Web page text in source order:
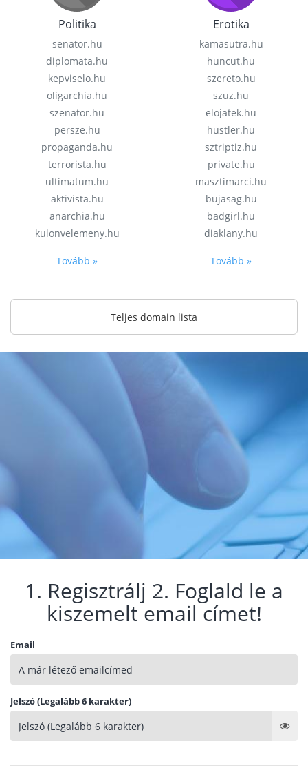
Politika
senator.hu
diplomata.hu
kepviselo.hu
oligarchia.hu
szenator.hu
persze.hu
propaganda.hu
terrorista.hu
ultimatum.hu
aktivista.hu
anarchia.hu
kulonvelemeny.hu
Tovább »
Erotika
kamasutra.hu
huncut.hu
szereto.hu
szuz.hu
elojatek.hu
hustler.hu
sztriptiz.hu
private.hu
masztimarci.hu
bujasag.hu
badgirl.hu
diaklany.hu
Tovább »
Teljes domain lista
1. Regisztrálj 2. Foglald le a
kiszemelt email címet!
Email
Jelszó (Legalább 6 karakter)